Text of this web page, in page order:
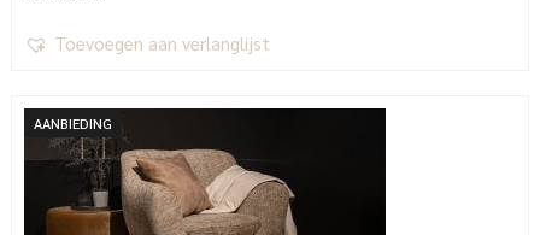
Toevoegen aan verlanglijst
AANBIEDING